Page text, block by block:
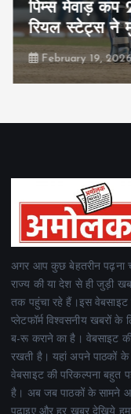
पिम्स मेवाड़ कप
रियल स्टेट्स ने
February 19, 2026
अगर आप कुछ बेहतरीन पढ़ना
राज्य की या देश से ही जुड़ी
तक पहुंचा रहे हैं।इस वेबसाइट
प्लेटफॉर्म विश्वसनीय खबरों के
ब-रू कराने का है। वेबसाइट
रखती है। यहां अपने पाठकों के
वेबसाइट की परिकल्पना बहुत
है। अब जब पाठकों के सामने